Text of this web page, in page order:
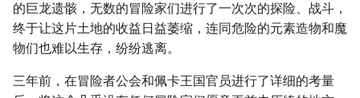
的巨龙遗骸，无数的冒险家们进行了一次次的探险、战斗，
终于让这片土地的收益日益萎缩，连同危险的元素造物和魔
物们也难以生存，纷纷逃离。
三年前，在冒险者公会和佩卡王国官员进行了详细的考量